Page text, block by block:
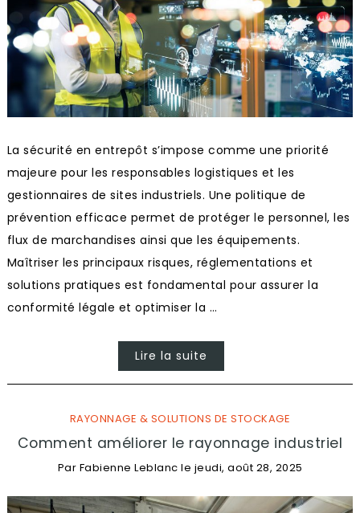
La sécurité en entrepôt s’impose comme une priorité
majeure pour les responsables logistiques et les
gestionnaires de sites industriels. Une politique de
prévention efficace permet de protéger le personnel, les
flux de marchandises ainsi que les équipements.
Maîtriser les principaux risques, réglementations et
solutions pratiques est fondamental pour assurer la
conformité légale et optimiser la …
Lire la suite
RAYONNAGE & SOLUTIONS DE STOCKAGE
Comment améliorer le rayonnage industriel
Par Fabienne Leblanc le jeudi, août 28, 2025